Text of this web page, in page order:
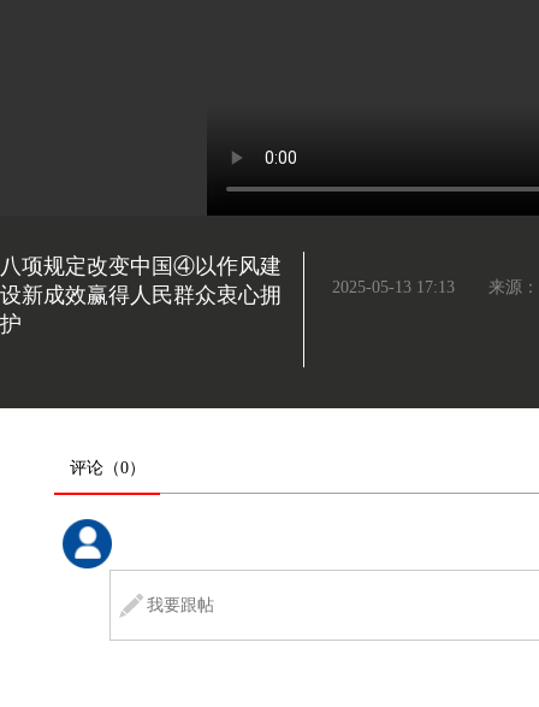
八项规定改变中国④以作风建
设新成效赢得人民群众衷心拥
护
2025-05-13 17:13 来源
评论（0）